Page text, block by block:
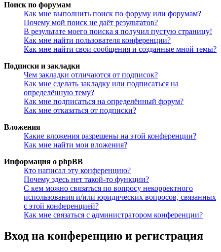
Поиск по форумам
Как мне выполнить поиск по форуму или форумам?
Почему мой поиск не даёт результатов?
В результате моего поиска я получил пустую страницу!
Как мне найти пользователя конференции?
Как мне найти свои сообщения и созданные мной темы?
Подписки и закладки
Чем закладки отличаются от подписок?
Как мне сделать закладку или подписаться на
определённую тему?
Как мне подписаться на определённый форум?
Как мне отказаться от подписки?
Вложения
Какие вложения разрешены на этой конференции?
Как мне найти мои вложения?
Информация о phpBB
Кто написал эту конференцию?
Почему здесь нет такой-то функции?
С кем можно связаться по вопросу некорректного
использования и/или юридических вопросов, связанных
с этой конференцией?
Как мне связаться с администратором конференции?
Вход на конференцию и регистрация